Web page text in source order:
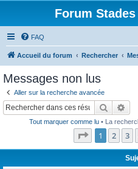
Forum
FAQ
Accueil du forum Rechercher
Messages non lus
Aller sur la recherche avancée
Tout marquer comme lu• La
Page 1sur50
1 2 3